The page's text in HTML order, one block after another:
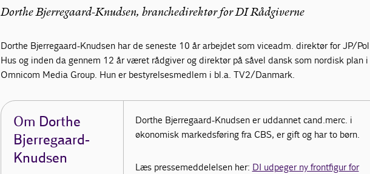
Dorthe Bjerregaard-Knudsen, branchedirektør for DI Rådgiverne
Dorthe Bjerregaard-Knudsen har de seneste 10 år arbejdet som viceadm. direktør for JP/
Hus og inden da gennem 12 år været rådgiver og direktør på såvel dansk som nordisk plan i
Omnicom Media Group. Hun er bestyrelsesmedlem i bl.a. TV2/Danmark.
Om Dorthe
Bjerregaard-
Knudsen
Dorthe Bjerregaard-Knudsen er uddannet cand.merc. i
økonomisk markedsføring fra CBS, er gift og har to børn.
Læs pressemeddelelsen her: DI udpeger ny frontfigur for